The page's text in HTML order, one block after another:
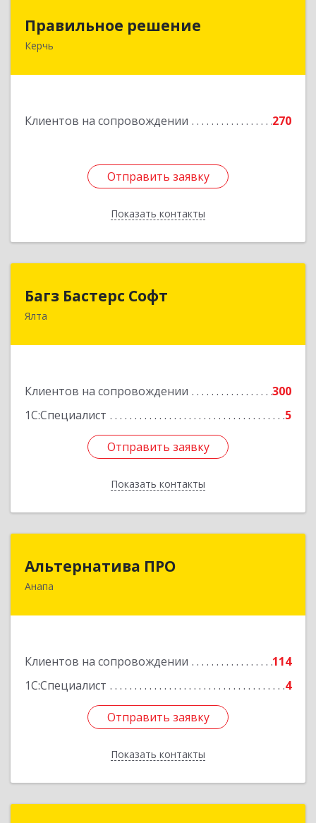
Правильное решение
Керчь
Клиентов на сопровождении 270
Отправить заявку
Показать контакты
298330, Крым Респ, Керчь г, Адмиралтейский
Отправить заявку
Назад
Багз Бастерс Софт
Ялта
Клиентов на сопровождении
300
1С:Специалист
5
Отправить заявку
Показать контакты
Багз Бастерс Софт
298603, Крым Респ, Ялта г, Свердлова ул, дом №
Отправить заявку
Назад
Альтернатива ПРО
Анапа
Клиентов на сопровождении
114
1С:Специалист
4
Отправить заявку
Показать контакты
353450, Краснодарский край, Анапский р-н,
Отправить заявку
Назад